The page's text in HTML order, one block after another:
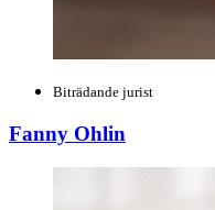
Biträdande jurist
Fanny Ohlin